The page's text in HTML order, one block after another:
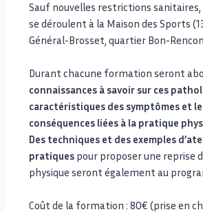
Sauf nouvelles restrictions
se déroulent à la Maison des Sports
Général-Brosset, quartier Bon-
Durant chacune formation seront
connaissances à savoir sur ces
caractéristiques des symptômes et
conséquences liées à la pratique
Des techniques et des exemples
pratiques pour proposer une reprise
physique seront également au
Coût de la formation : 80€ (prise en